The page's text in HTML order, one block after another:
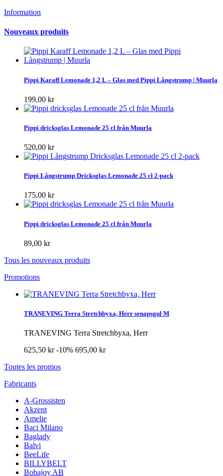
Information
Nouveaux produits
Pippi Karaff Lemonade 1,2 L – Glas med Pippi Långstrump | Muurla
199,00 kr
Pippi dricksglas Lemonade 25 cl från Muurla
520,00 kr
Pippi Långstrump Dricksglas Lemonade 25 cl 2-pack
175,00 kr
Pippi dricksglas Lemonade 25 cl från Muurla
89,00 kr
Tous les nouveaux produits
Promotions
TRANEVING Terra Stretchbyxa, Herr senapsgul M
TRANEVING Terra Stretchbyxa, Herr
625,50 kr-10% 695,00 kr
Toutes les promos
Fabricants
A-Grossisten
Akzent
Amelie
Baci Milano
Baglady
Balvi
BeeLife
BILLYBELT
Bobajoy AB